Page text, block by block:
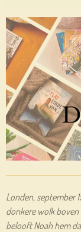
Londen, september
donkere wolk
belooft Noah hem